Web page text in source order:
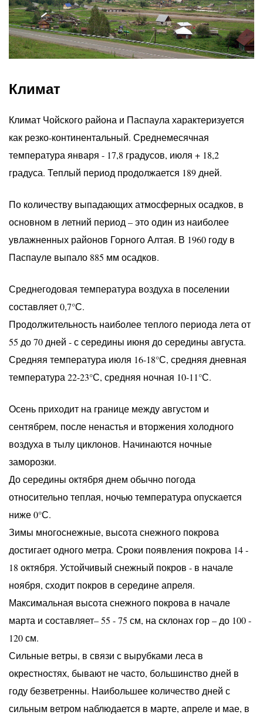
Климат
Климат Чойского района и Паспаула характеризуется
как резко-континентальный. Среднемесячная
температура января - 17,8 градусов, июля + 18,2
градуса. Теплый период продолжается 189 дней.
По количеству выпадающих атмосферных осадков, в
основном в летний период – это один из наиболее
увлажненных районов Горного Алтая. В 1960 году в
Паспауле выпало 885 мм осадков.
Среднегодовая температура воздуха в поселении
составляет 0,7°С.
Продолжительность наиболее теплого периода лета от
55 до 70 дней - с середины июня до середины августа.
Средняя температура июля 16-18°С, средняя дневная
температура 22-23°С, средняя ночная 10-11°С.
Осень приходит на границе между августом и
сентябрем, после ненастья и вторжения холодного
воздуха в тылу циклонов. Начинаются ночные
заморозки.
До середины октября днем обычно погода
относительно теплая, ночью температура опускается
ниже 0°С.
Зимы многоснежные, высота снежного покрова
достигает одного метра. Сроки появления покрова 14 -
18 октября. Устойчивый снежный покров - в начале
ноября, сходит покров в середине апреля.
Максимальная высота снежного покрова в начале
марта и составляет– 55 - 75 см, на склонах гор – до 100 -
120 см.
Сильные ветры, в связи с вырубками леса в
окрестностях, бывают не часто, большинство дней в
году безветренны. Наибольшее количество дней с
сильным ветром наблюдается в марте, апреле и мае, в